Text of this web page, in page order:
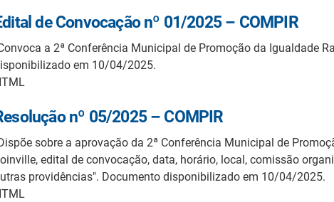
de Convocação nº 01/2025 – COMPIR
a 2ª Conferência Municipal de Promoção da Igualdade
em 10/04/2025.
nº 05/2025 – COMPIR
sobre a aprovação da 2ª Conferência Municipal de
edital de convocação, data, horário, local, comissão
providências". Documento disponibilizado em 10/04/2025.